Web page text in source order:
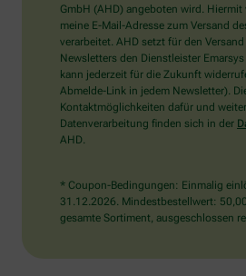
wählen
Sie
bitte
das
Flugzeug.
GmbH (AHD) angeboten wird.
meine E-Mail-Adresse zum Versand
verarbeitet. AHD setzt für den
Newsletters den Dienstleister
kann jederzeit für die Zukunft
Abmelde-Link in jedem Newsletter).
Kontaktmöglichkeiten dafür und
Datenverarbeitung finden sich in der
AHD.
* Coupon-Bedingungen: Einmalig
31.12.2026. Mindestbestellwert:
gesamte Sortiment, ausgeschlossen